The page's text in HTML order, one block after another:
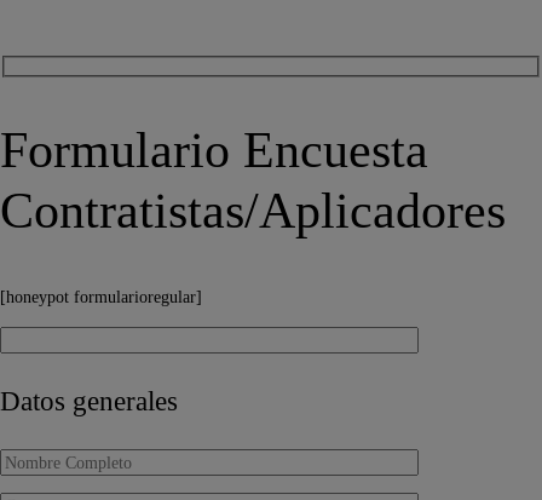
Formulario Encuesta
Contratistas/Aplicadores
[honeypot formularioregular]
Datos generales